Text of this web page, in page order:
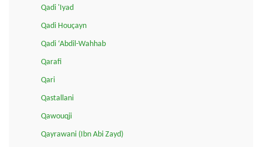
Qadi 'Iyad
Qadi Houçayn
Qadi ‘Abdil-Wahhab
Qarafi
Qari
Qastallani
Qawouqji
Qayrawani (Ibn Abi Zayd)